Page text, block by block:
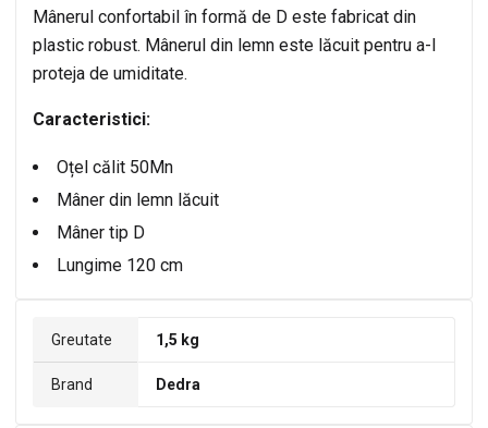
Mânerul confortabil în formă de D este fabricat din
plastic robust. Mânerul din lemn este lăcuit pentru a-l
proteja de umiditate.
Caracteristici:
Oțel călit 50Mn
Mâner din lemn lăcuit
Mâner tip D
Lungime 120 cm
Greutate 1,5 kg
Brand Dedra